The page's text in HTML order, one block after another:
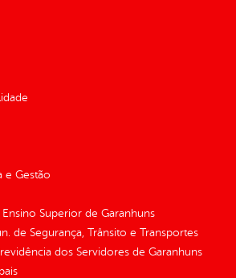
e Gestão
Superior de Garanhuns
de Segurança, Trânsito e Transportes
dos Servidores de Garanhuns